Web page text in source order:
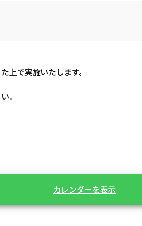
上で実施いたします。
。
カレンダーを表示